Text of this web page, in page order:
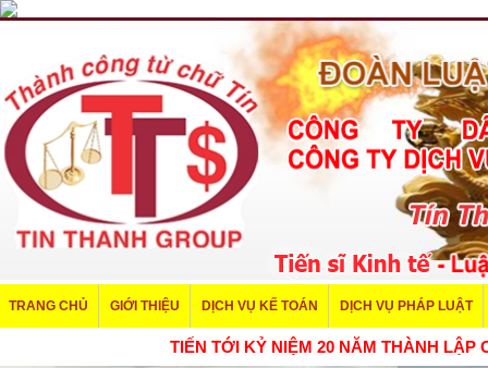
TRANG CHỦ GIỚI THIỆU DỊCH VỤ KẾ TOÁN DỊCH VỤ PHÁP LUẬT
TIẾN TỚI KỶ NIỆM 20 NĂM